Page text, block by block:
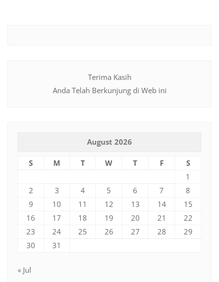
Terima Kasih
Anda Telah Berkunjung di Web ini
August 2026
S M T W T F
S
1
2
3 4 5 6 7
8
9
10 11 12 13 14
15
16
17 18 19 20 21
22
23
24 25 26 27 28
29
30
31
« Jul